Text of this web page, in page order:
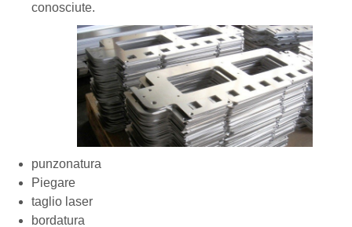
conosciute.
punzonatura
Piegare
taglio laser
bordatura